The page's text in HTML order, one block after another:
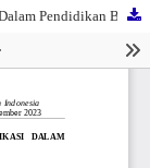
Pengembangan Materi Ajar Berbasis Komunikasi Dalam Pendidikan Bahasa Arab